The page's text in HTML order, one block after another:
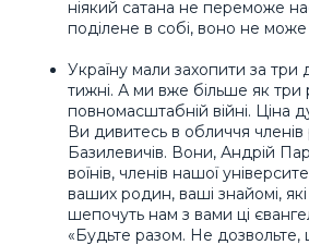
ніякий сатана не переможе
поділене в собі, воно не може
Україну мали захопити за три
тижні. А ми вже більше як три
повномасштабній війні. Ціна
Ви дивитесь в обличчя
Базилевичів. Вони, Андрій
воїнів, членів нашої
ваших родин, ваші знайомі,
шепочуть нам з вами ці
«Будьте разом. Не